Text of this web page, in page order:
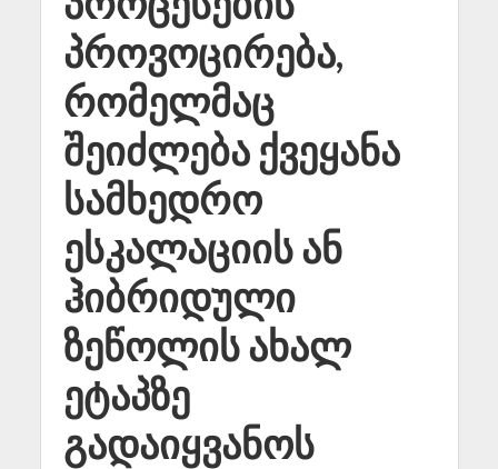
პროვოცირება,
რომელმაც
შეიძლება ქვეყანა
სამხედრო
ესკალაციის ან
ჰიბრიდული
ზეწოლის ახალ
ეტაპზე
გადაიყვანოს